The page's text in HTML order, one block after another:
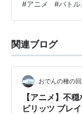
プロデューサー
制作:メ〜テレ、
キャスト
馬神弾：大浦冬
紫乃宮まゐ：川
#アニメ #バト
関連ブログ
おでんの種の
【アニメ】不
ピリッツ ブレ